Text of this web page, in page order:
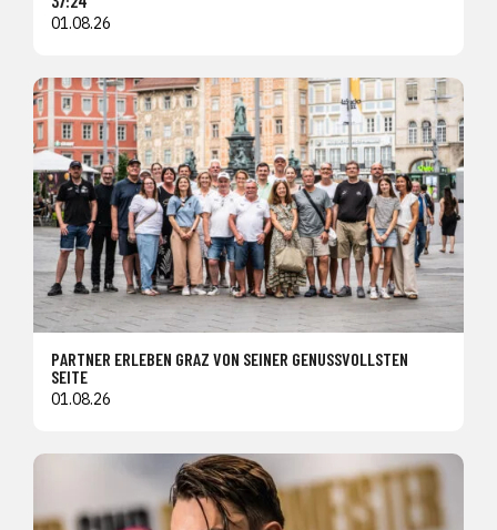
01.08.26
PARTNER ERLEBEN GRAZ VON SEINER GENUSSVOLLSTEN
SEITE
01.08.26